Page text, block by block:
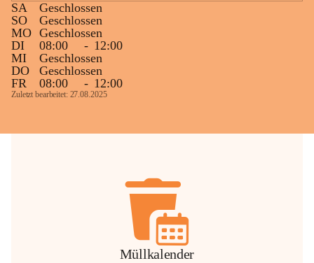
Bevölkerung ungewohnte, jedoch
technisch notwendige Betriebszustände so
kurz wie möglich zu halten.
Wir bitten daher die umliegende
Bevölkerung um Verständnis.
anrainer-service@omv.com
Bei Fragen, Anliegen oder Beschwerden.
SA
Geschlossen
SO
Geschlossen
MO Geschlossen
DI
08:00 - 12:00
MI
Geschlossen
DO
Geschlossen
FR
08:00 - 12:00
Zuletzt bearbeitet: 27.08.2025
Müllkalender